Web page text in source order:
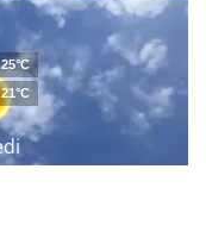
25°C
21°C